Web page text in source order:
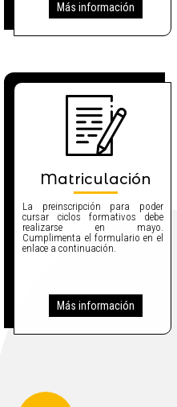
Más información
Matriculación
La preinscripción para poder
cursar ciclos formativos debe
realizarse en mayo.
Cumplimenta el formulario en el
enlace a continuación.
Más información